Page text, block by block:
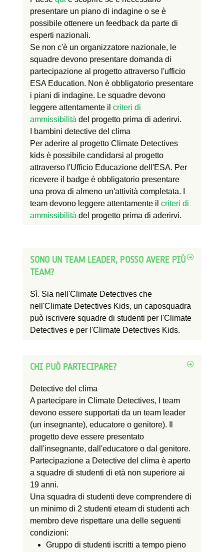
presentare un piano di indagine o se è
possibile ottenere un feedback da parte di
esperti nazionali.
Se non c'è un organizzatore nazionale, le
squadre devono presentare domanda di
partecipazione al progetto attraverso l'ufficio
ESA Education. Non è obbligatorio presentare
i piani di indagine. Le squadre devono
leggere attentamente il criteri di
ammissibilità del progetto prima di aderirvi.
I bambini detective del clima
Per aderire al progetto Climate Detectives
kids è possibile candidarsi al progetto
attraverso l'Ufficio Educazione dell'ESA. Per
ricevere il badge è obbligatorio presentare
una prova di almeno un'attività completata. I
team devono leggere attentamente il criteri di
ammissibilità del progetto prima di aderirvi.
SONO UN TEAM LEADER, POSSO AVERE PIÙ
TEAM?
Sì. Sia nell'Climate Detectives che
nell'Climate Detectives Kids, un caposquadra
può iscrivere squadre di studenti per l'Climate
Detectives e per l'Climate Detectives Kids.
CHI PUÒ PARTECIPARE?
Detective del clima
A partecipare in Climate Detectives, I team
devono essere supportati da un team leader
(un insegnante), educatore o genitore). Il
progetto deve essere presentato
dall'insegnante, dall'educatore o dal genitore.
Partecipazione a Detective del clima è aperto
a squadre di studenti di età non superiore ai
19 anni.
Una squadra di studenti deve comprendere di
un minimo di 2 studenti eteam di studenti ach
membro deve rispettare una delle seguenti
condizioni:
Gruppo di studenti iscritti a tempo pieno